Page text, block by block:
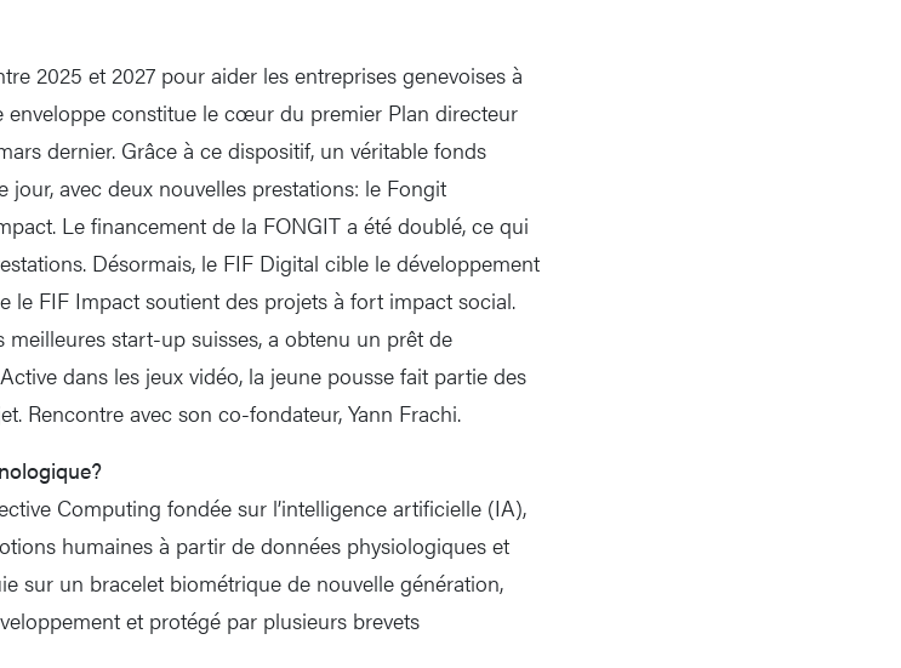
2025 et 2027 pour aider les entreprises genevoises à
enveloppe constitue le cœur du premier Plan directeur
dernier. Grâce à ce dispositif, un véritable fonds
jour, avec deux nouvelles prestations: le Fongit
Le financement de la FONGIT a été doublé, ce qui
Désormais, le FIF Digital cible le développement
le FIF Impact soutient des projets à fort impact social.
start-up suisses, a obtenu un prêt de
dans les jeux vidéo, la jeune pousse fait partie des
Rencontre avec son co-fondateur, Yann Frachi.
Computing fondée sur l’intelligence artificielle (IA),
humaines à partir de données physiologiques et
sur un bracelet biométrique de nouvelle génération,
et protégé par plusieurs brevets